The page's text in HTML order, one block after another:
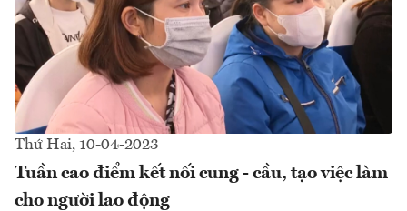
Thứ Hai, 10-04-2023
Tuần cao điểm kết nối cung - cầu, tạo việc làm
cho người lao động